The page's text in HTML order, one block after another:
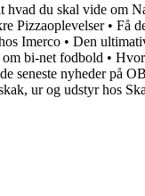
hvad du skal vide om
Pizzaoplevelser• Få
Imerco • Den
bi-net fodbold •
seneste nyheder på
ur og udstyr hos